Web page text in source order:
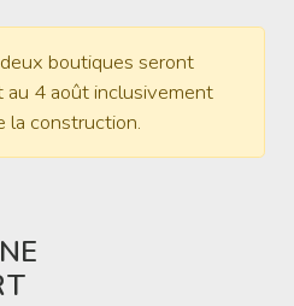
boutiques seront
4 août inclusivement
la construction.